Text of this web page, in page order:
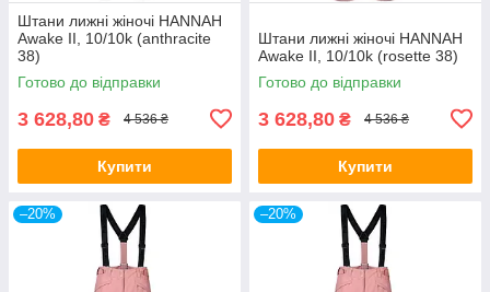
Штани лижні жіночі HANNAH
Awake II, 10/10k (anthracite
38)
Готово до відправки
3 628,80 ₴ 4 536 ₴
Купити
Штани лижні жіночі HANNAH
Awake II, 10/10k (rosette 38)
Готово до відправки
3 628,80 ₴ 4 536 ₴
Купити
–20% –20%